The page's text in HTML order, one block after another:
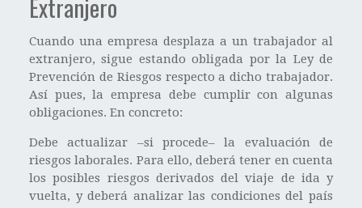
Extranjero
Cuando una empresa desplaza a un trabajador al
extranjero, sigue estando obligada por la Ley de
Prevención de Riesgos respecto a dicho trabajador.
Así pues, la empresa debe cumplir con algunas
obligaciones. En concreto:
Debe actualizar –si procede– la evaluación de
riesgos laborales. Para ello, deberá tener en cuenta
los posibles riesgos derivados del viaje de ida y
vuelta, y deberá analizar las condiciones del país